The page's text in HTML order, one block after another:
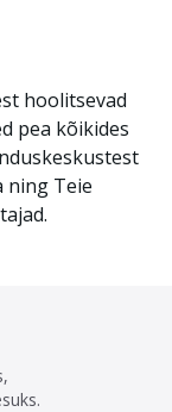
hoolitsevad
pea kõikides
ning Teie
,
ks.